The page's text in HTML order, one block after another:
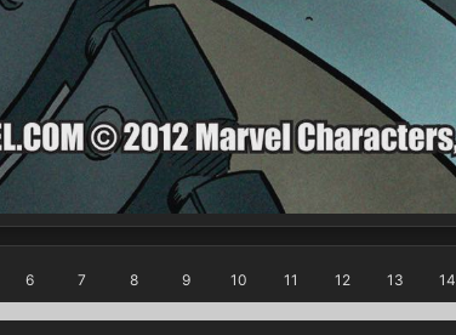
6 7 8 9 10 11 12 13 14